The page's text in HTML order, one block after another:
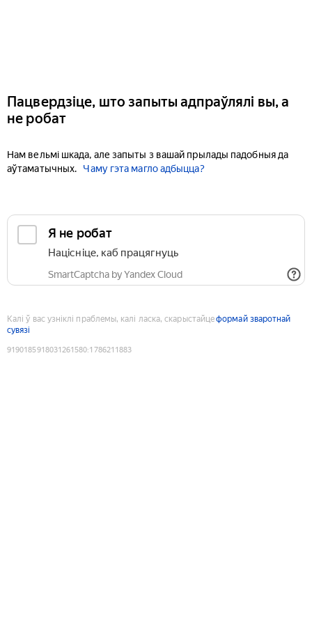
Пацвердзіце, што запыты адпраўлялі вы, а
не робат
Нам вельмі шкада, але запыты з вашай прылады падобныя да
аўтаматычных.
Чаму гэта магло адбыцца?
Я не робат
Націсніце, каб працягнуць
SmartCaptcha by Yandex Cloud
Калі ў вас узніклі праблемы, калі ласка, скарыстайцеформай зваротнай
сувязі
9190185918031261580:1786211883